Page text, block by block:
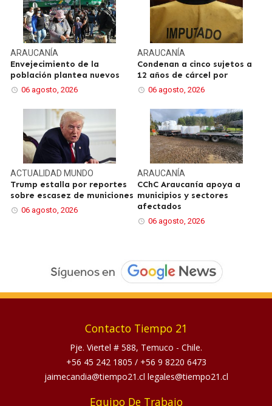
ARAUCANÍA
Envejecimiento de la
población plantea nuevos
06 agosto, 2026
ARAUCANÍA
Condenan a cinco sujetos a
12 años de cárcel por
06 agosto, 2026
ACTUALIDAD MUNDO
Trump estalla por reportes
sobre escasez de municiones
06 agosto, 2026
ARAUCANÍA
CChC Araucanía apoya a
municipios y sectores
afectados
06 agosto, 2026
Contacto Tiempo 21
Pje. Viertel # 588, Temuco - Chile.
+56 45 242 1805 / +56 9 8220 6473
jaimecandia@tiempo21.cl legales@tiempo21.cl
Equipo De Trabajo